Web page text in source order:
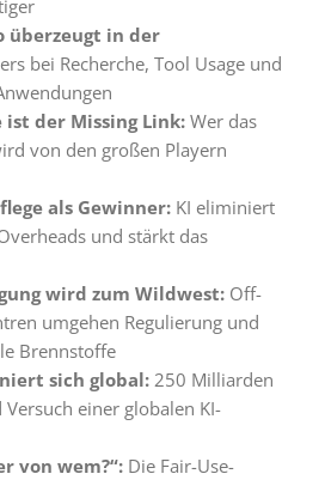
überzeugt in der
bei Recherche, Tool Usage und
ist der Missing Link:Wer das
von den großen Playern
als Gewinner:KI eliminiert
und stärkt das
wird zum Wildwest:Off-
umgehen Regulierung und
Brennstoffe
sich global:250 Milliarden
einer globalen KI-
von wem?“:Die Fair-Use-